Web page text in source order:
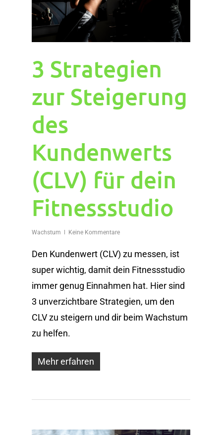
3 Strategien
zur Steigerung
des
Kundenwerts
(CLV) für dein
Fitnessstudio
Wachstum Keine Kommentare
Den Kundenwert (CLV) zu messen, ist
super wichtig, damit dein Fitnessstudio
immer genug Einnahmen hat. Hier sind
3 unverzichtbare Strategien, um den
CLV zu steigern und dir beim Wachstum
zu helfen.
Mehr erfahren